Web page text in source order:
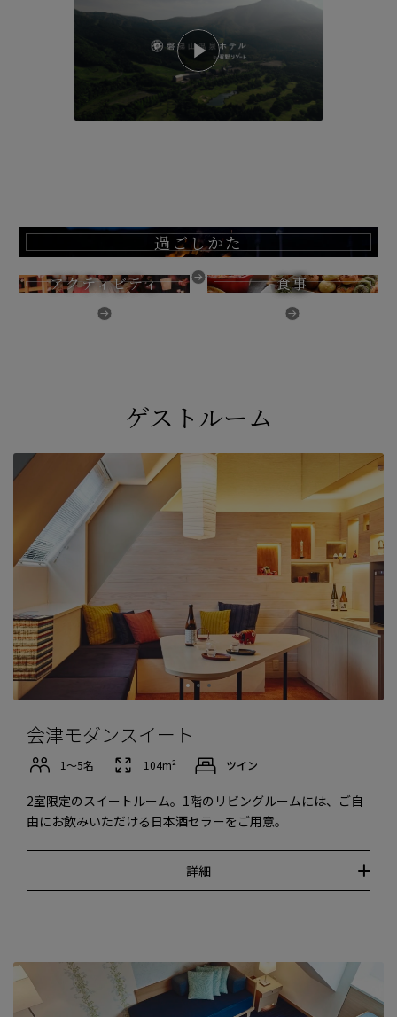
過ごしかた
アクティビティ 食事
ゲストルーム
会津モダンスイート
1〜5名 104m² ツイン
2室限定のスイートルーム。1階のリビングルームには、ご自
由にお飲みいただける日本酒セラーをご用意。
詳細